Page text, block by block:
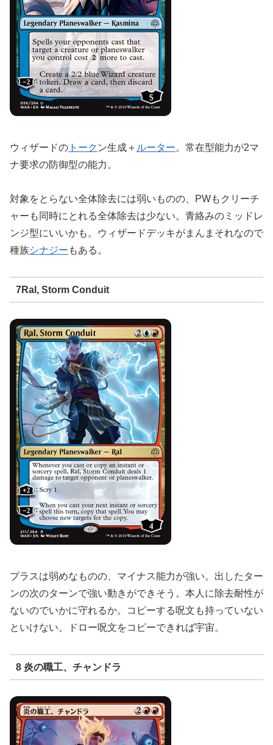
ウィザードの トーク ン生成＋ ルーター。常在型能力が2マ
ナ要求の防御型の能力。
対象をとらない全体除去には弱いものの、PWもクリーチ
ャーも同時にとれる全体除去は少ない。青絡みのミッドレ
ンジ型にいいかも。ウィザードデッキがまんまそれなので
種族シナジー もある。
7Ral, Storm Conduit
プラスは弱めなものの、マイナス能力が強い。出したター
ンの次のターンで強い動きができそう。本人に除去耐性が
ないのでいかに守れるか。コピーする呪文も持っていない
といけない。ドロー呪文をコピーできれば宇宙。
8 炎の職工、チャンドラ